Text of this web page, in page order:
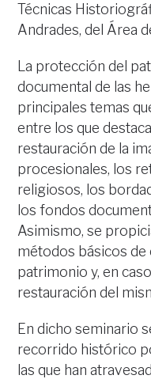
Técnicas
Andrades, del Área
La protección del
documental de las
principales temas
entre los que
restauración de la
procesionales, los
religiosos, los
los fondos
Asimismo, se
métodos básicos
patrimonio y, en
restauración del
En dicho seminario
recorrido histórico
las que han